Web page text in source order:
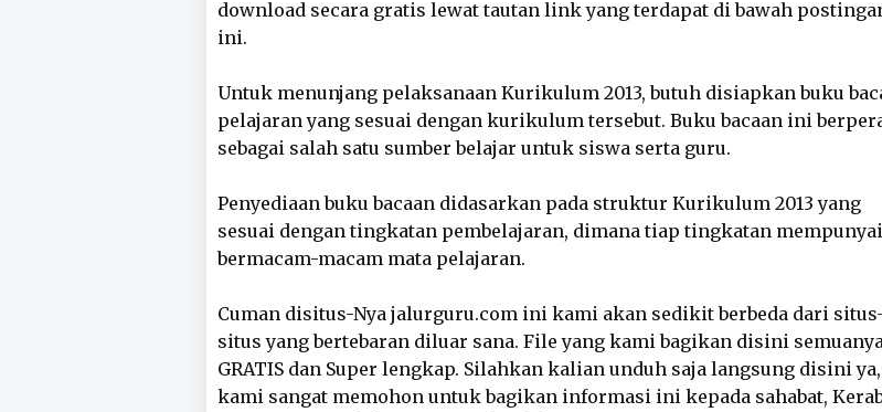
download secara gratis lewat tautan link yang terdapat di bawah
ini.
Untuk menunjang pelaksanaan Kurikulum 2013, butuh disiapkan buku
pelajaran yang sesuai dengan kurikulum tersebut. Buku bacaan ini
sebagai salah satu sumber belajar untuk siswa serta guru.
Penyediaan buku bacaan didasarkan pada struktur Kurikulum 2013 yang
sesuai dengan tingkatan pembelajaran, dimana tiap tingkatan mempunyai
bermacam-macam mata pelajaran.
Cuman disitus-Nya jalurguru.com ini kami akan sedikit berbeda dari
situs yang bertebaran diluar sana. File yang kami bagikan disini
GRATIS dan Super lengkap. Silahkan kalian unduh saja langsung disini
kami sangat memohon untuk bagikan informasi ini kepada sahabat,